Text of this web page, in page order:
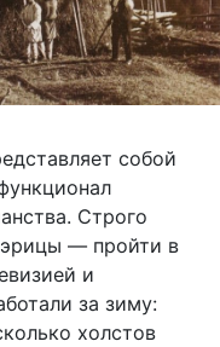
собой
Строго
— пройти в
и
за зиму:
холстов